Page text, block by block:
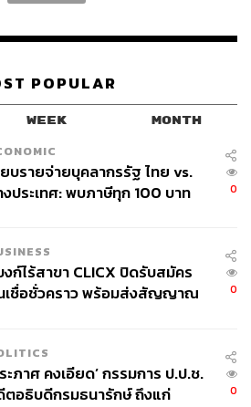
POPULAR
WEEK MONTH
ยบรายจ่ายบุคลากรรัฐ ไทย vs.
งประเทศ: พบภาษีทุก 100 บาท
0
ก์ไร้สาขา CLICX ปิดรับสมัคร
เชื่อชั่วคราว พร้อมส่งสัญญาณ
0
ะภาศ คงเอียด’ กรรมการ ป.ป.ช.
ตอธิบดีกรมธนารักษ์ ถึงแก่
0